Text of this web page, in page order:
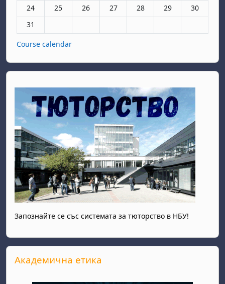
Няма събития, понеделник, 24 август
24 Няма събития, вторник, 25 август
25 Няма събития, сряда, 26 август
26 Няма събития, четвъртък, 27
27 Няма събития, петък, 28
28 Няма събития,
29 Няма
30
Няма събития, понеделник, 31 август
31
Course calendar
Запознайте се със системата за тюторство в НБУ!
Прескочи Академична етика
Академична етика